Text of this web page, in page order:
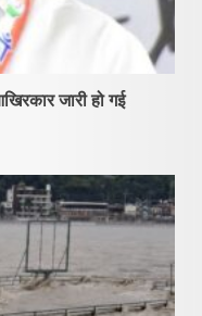
जारी हो गई